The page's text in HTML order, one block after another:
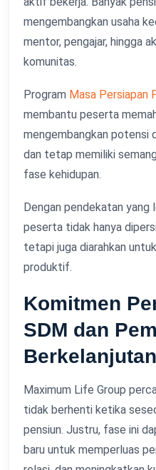
mengembangkan usaha
mentor, pengajar, hingga
komunitas.
Program Masa Persiapan
membantu peserta
mengembangkan potensi
dan tetap memiliki
fase kehidupan.
Dengan pendekatan
peserta tidak hanya
tetapi juga diarahkan
produktif.
Komitmen
SDM dan
Berkelanjutan
Maximum Life Group
tidak berhenti ketika
pensiun. Justru, fase ini
baru untuk memperluas